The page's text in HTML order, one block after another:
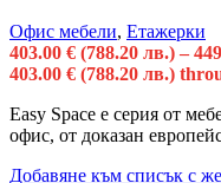
Офис мебели, Етажерки
403.00 € (788.20 лв.) –
403.00 € (788.20 лв.)
Easy Space е серия от
офис, от доказан
Добавяне към списък с